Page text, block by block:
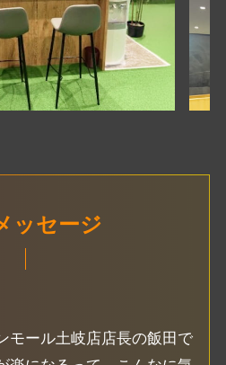
ッセージ
モール土岐店店長の飯田で